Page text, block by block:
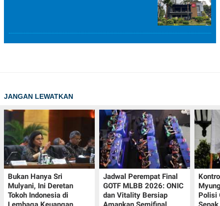
JANGAN LEWATKAN
Bukan Hanya Sri
Mulyani, Ini Deretan
Tokoh Indonesia di
Jadwal Perempat Final
GOTF MLBB 2026: ONIC
dan Vitality Bersiap
Polisi